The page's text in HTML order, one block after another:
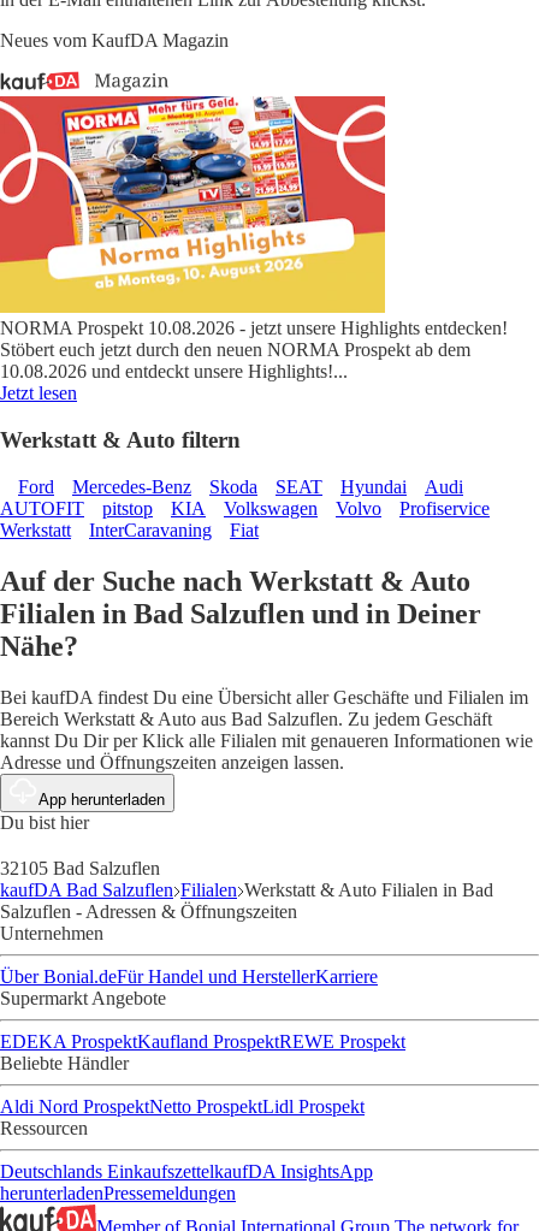
Neues vom KaufDA Magazin
NORMA Prospekt 10.08.2026 - jetzt unsere Highlights entdecken!
Stöbert euch jetzt durch den neuen NORMA Prospekt ab dem
10.08.2026 und entdeckt unsere Highlights!...
Jetzt lesen
Werkstatt & Auto filtern
Ford Mercedes-Benz Skoda SEAT Hyundai
Audi
AUTOFIT
pitstop KIA Volkswagen Volvo
Profiservice
Werkstatt
InterCaravaning Fiat
Auf der Suche nach Werkstatt & Auto
Filialen in Bad Salzuflen und in Deiner
Nähe?
Bei kaufDA findest Du eine Übersicht aller Geschäfte und Filialen im
Bereich Werkstatt & Auto aus Bad Salzuflen. Zu jedem Geschäft
kannst Du Dir per Klick alle Filialen mit genaueren Informationen wie
Adresse und Öffnungszeiten anzeigen lassen.
App herunterladen
Du bist hier
32105 Bad Salzuflen
kaufDA Bad Salzuflen Filialen Werkstatt & Auto Filialen in Bad
Salzuflen - Adressen & Öffnungszeiten
Unternehmen
Über Bonial.deFür Handel und HerstellerKarriere
Supermarkt Angebote
EDEKA ProspektKaufland ProspektREWE Prospekt
Beliebte Händler
Aldi Nord ProspektNetto ProspektLidl Prospekt
Ressourcen
Deutschlands EinkaufszettelkaufDA InsightsApp
herunterladenPressemeldungen
Member of Bonial International Group The network for